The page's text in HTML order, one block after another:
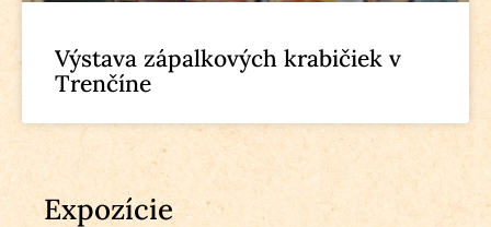
Výstava zápalkových krabičiek v
Trenčíne
Expozície